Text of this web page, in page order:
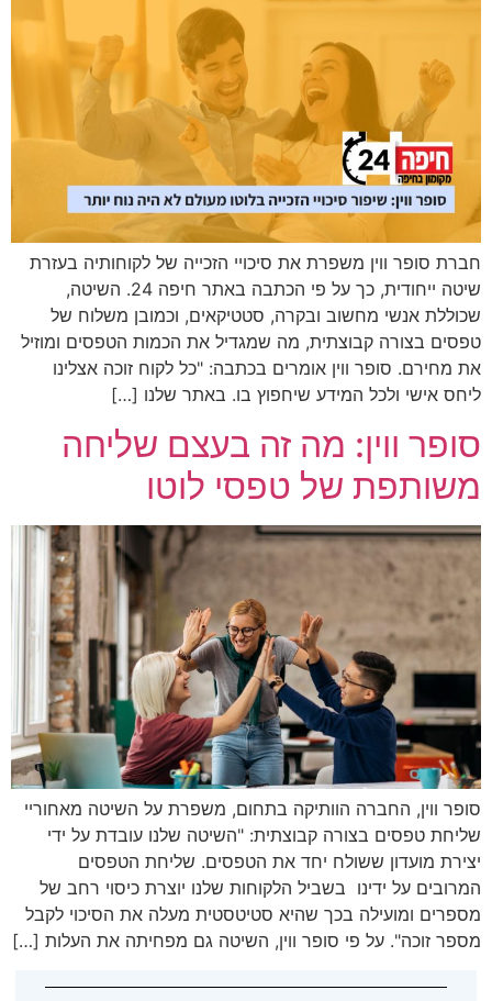
חברת סופר ווין משפרת את סיכויי הזכייה של לקוחותיה בעזרת
שיטה ייחודית, כך על פי הכתבה באתר חיפה 24. השיטה,
שכוללת אנשי מחשוב ובקרה, סטטיקאים, וכמובן משלוח של
טפסים בצורה קבוצתית, מה שמגדיל את הכמות הטפסים ומוזיל
את מחירם. סופר ווין אומרים בכתבה: "כל לקוח זוכה אצלינו
ליחס אישי ולכל המידע שיחפוץ בו. באתר שלנו […]
סופר ווין: מה זה בעצם שליחה
משותפת של טפסי לוטו
סופר ווין, החברה הוותיקה בתחום, משפרת על השיטה מאחוריי
שליחת טפסים בצורה קבוצתית: "השיטה שלנו עובדת על ידי
יצירת מועדון ששולח יחד את הטפסים. שליחת הטפסים
המרובים על ידינו בשביל הלקוחות שלנו יוצרת כיסוי רחב של
מספרים ומועילה בכך שהיא סטיטסטית מעלה את הסיכוי לקבל
מספר זוכה". על פי סופר ווין, השיטה גם מפחיתה את העלות […]